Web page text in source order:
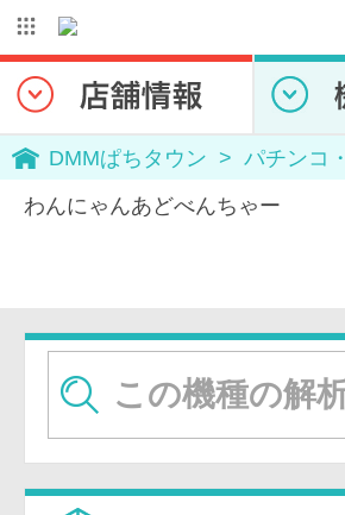
DMMぱちタウン パチンコ
わんにゃんあどべんちゃー